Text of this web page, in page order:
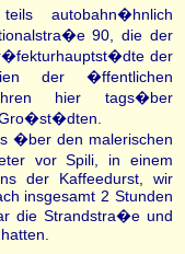
autobahn�hnlich
90, die der
der
der �ffentlichen
hier tags�ber
�ber den malerischen
vor Spili, in einem
der Kaffeedurst, wir
insgesamt 2 Stunden
die Strandstra�e und